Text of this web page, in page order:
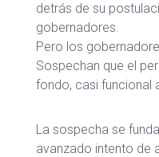
detrás de su
gobernadores.
Pero los
Sospechan que el
fondo, casi funcional
La sospecha se
avanzado intento de